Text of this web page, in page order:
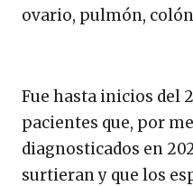
ovario, pulmón,
Fue hasta inicios del
pacientes que, por
diagnosticados en
surtieran y que los